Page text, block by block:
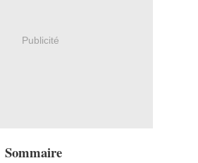
Publicité
Sommaire